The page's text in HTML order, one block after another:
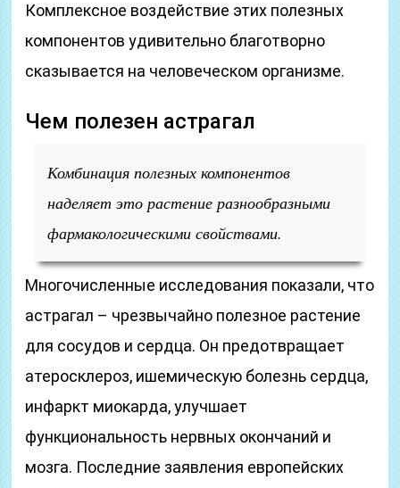
Комплексное воздействие этих полезных
компонентов удивительно благотворно
сказывается на человеческом организме.
Чем полезен астрагал
Комбинация полезных компонентов
наделяет это растение разнообразными
фармакологическими свойствами.
Многочисленные исследования показали, что
астрагал – чрезвычайно полезное растение
для сосудов и сердца. Он предотвращает
атеросклероз, ишемическую болезнь сердца,
инфаркт миокарда, улучшает
функциональность нервных окончаний и
мозга. Последние заявления европейских